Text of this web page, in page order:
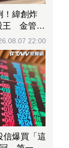
！緯創炸
王 金管會
22:00
信爆買「這